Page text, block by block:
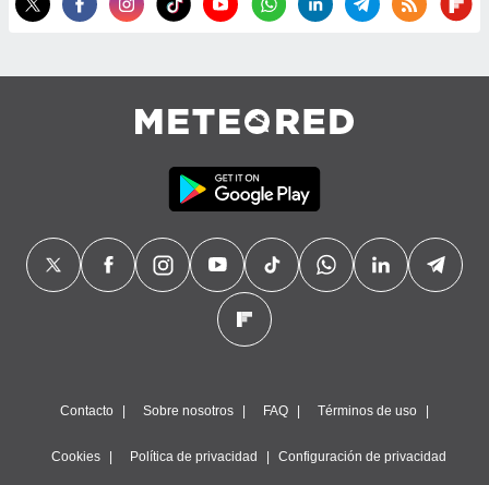
e
publicidad
1199
Contacto Sobre nosotros FAQ Términos de uso
Cookies Política de privacidad Configuración de privacidad